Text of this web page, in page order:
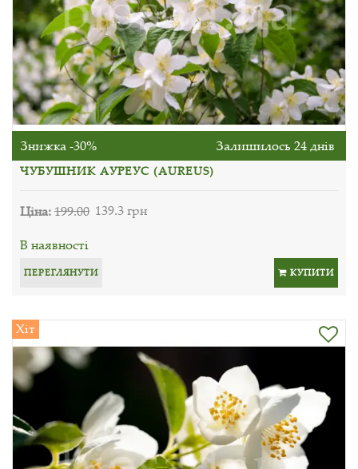
Знижка -30% Залишилось 24 днів
ЧУБУШНИК АУРЕУС (AUREUS)
Ціна:199.00 139.3 грн
В наявності
ПЕРЕГЛЯНУТИ КУПИТИ
Хіт